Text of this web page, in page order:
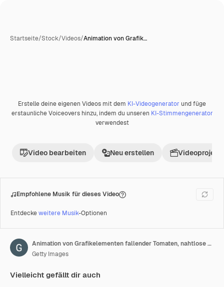
Startseite/Stock/Videos/Animation von Grafik…
Premium
Erstelle deine eigenen Videos mit dem KI-Videogenerator und füge
erstaunliche Voiceovers hinzu, indem du unseren KI-Stimmengenerator
verwendest
Video bearbeiten Neu erstellen Videoprojekt
Empfohlene Musik für dieses Video
Entdeckeweitere Musik-Optionen
Animation von Grafikelementen fallender Tomaten, nahtlose Schleife, Bluescreen-Chroma-Key.
Getty Images
Vielleicht gefällt dir auch